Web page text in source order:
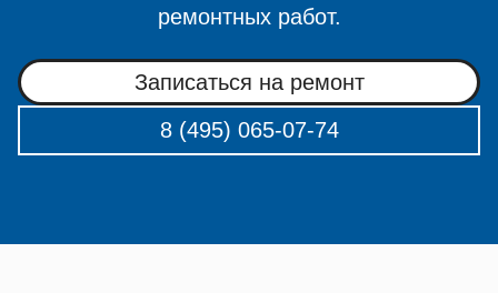
ремонтных работ.
Записаться на ремонт
8 (495) 065-07-74